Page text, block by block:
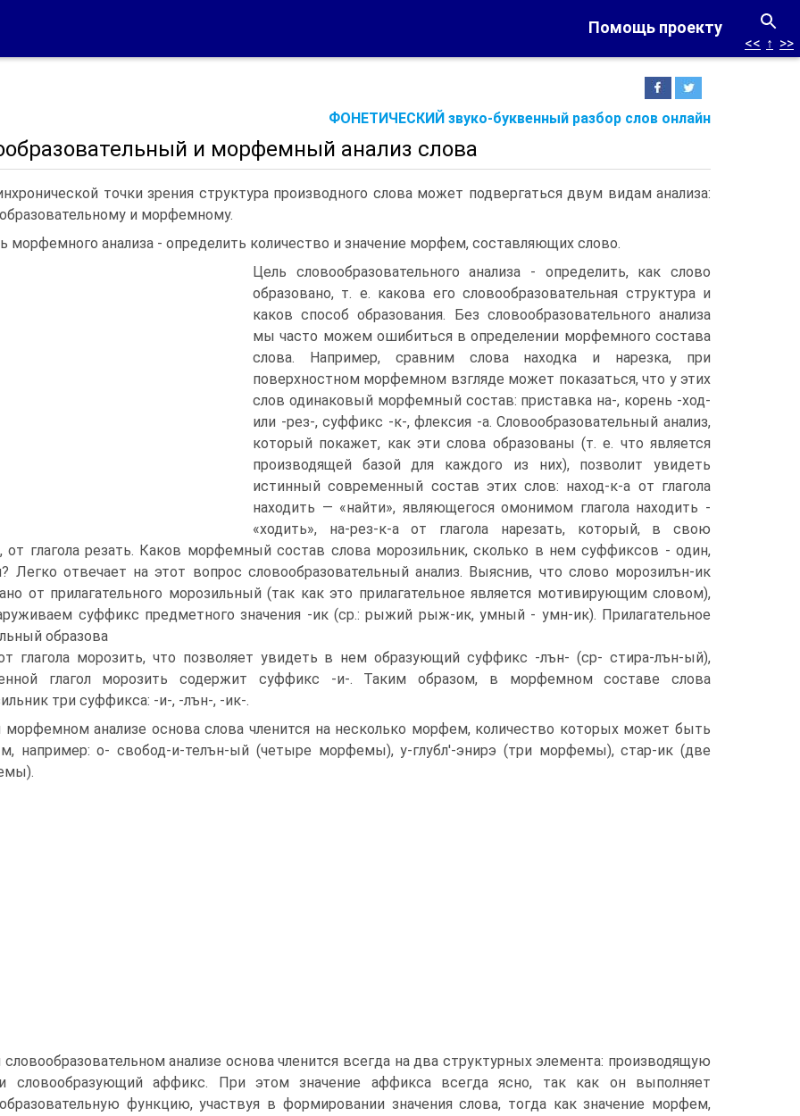
Помощь проекту
ФОНЕТИЧЕСКИЙ звуко-буквенный разбор слов онлайн
<< ↑ >>
и морфемный анализ слова
точки зрения структура производного слова может подвергаться двум видам анализа:
и морфемному.
морфемного анализа - определить количество и значе­ние морфем, составляющих слово.
Цель словообразовательного анализа - определить, как слово
образовано, т. е. какова его слово­образовательная структура и
каков способ образования. Без слово­образовательного анализа
мы часто можем ошибиться в определе­нии морфемного состава
слова. Например, сравним слова находка и нарезка, при
поверхностном морфемном взгляде может показаться, что у этих
слов одинаковый морфемный состав: приставка на-, ко­рень -ход-
или -рез-, суффикс -к-, флексия -а. Слово­образовательный анализ,
который покажет, как эти слова образова­ны (т. е. что является
производящей базой для каждого из них), по­зволит увидеть
истинный современный состав этих слов: наход-к-а от глагола
находить — «найти», являющегося омонимом глагола находить -
«ходить», на-рез-к-а от глагола нарезать, который, в свою
от глагола резать. Каков морфемный состав слова морозильник, сколько в нем суффиксов - один,
Легко от­вечает на этот вопрос словообразовательный анализ. Выяснив, что слово морозилън-ик
от прилагательного морозильный (так как это прилагательное является мотивирующим словом),
суффикс предметного значения -ик (ср.: рыжий рыж-ик, умный - умн-ик). Прилагательное
образова­
глагола морозить, что позволяет увидеть в нем образующий суффикс -лън- (ср- стира-лън-ый),
глагол морозить со­держит суффикс -и-. Таким образом, в морфемном составе слова
три суффикса: -и-, -лън-, -ик-.
морфемном анализе основа слова членится на несколько морфем, количество которых может быть
например: о- свобод-и-телън-ый (четыре морфемы), у-глубл'-энирэ (три морфе­мы), стар-ик (две
анализе основа членится всегда на два структурных элемента: производящую
словообра­зующий аффикс. При этом значение аффикса всегда ясно, так как он выполняет
функцию, участвуя в форми­ровании значения слова, тогда как значение морфем,